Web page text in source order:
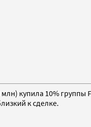
млн) купила 10%
к сделке.